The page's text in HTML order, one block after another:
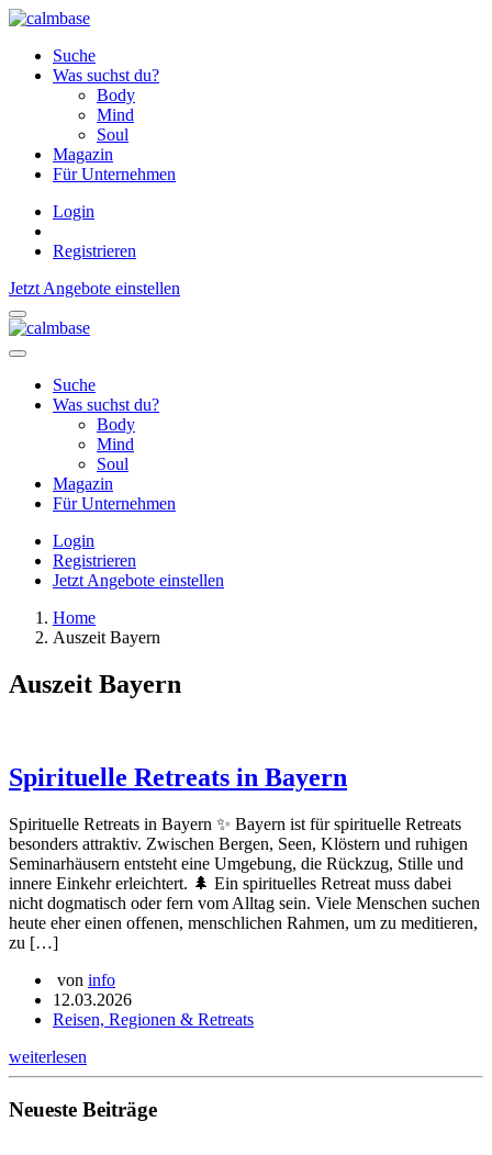
Suche
Was suchst du?
Body
Mind
Soul
Magazin
Für Unternehmen
Login
Registrieren
Jetzt Angebote einstellen
Suche
Was suchst du?
Body
Mind
Soul
Magazin
Für Unternehmen
Login
Registrieren
Jetzt Angebote einstellen
Home
Auszeit Bayern
Auszeit Bayern
Spirituelle Retreats in Bayern
Spirituelle Retreats in Bayern ✨ Bayern ist für spirituelle Retreats
besonders attraktiv. Zwischen Bergen, Seen, Klöstern und ruhigen
Seminarhäusern entsteht eine Umgebung, die Rückzug, Stille und
innere Einkehr erleichtert. 🌲 Ein spirituelles Retreat muss dabei
nicht dogmatisch oder fern vom Alltag sein. Viele Menschen suchen
heute eher einen offenen, menschlichen Rahmen, um zu meditieren,
zu […]
von info
12.03.2026
Reisen, Regionen & Retreats
weiterlesen
Neueste Beiträge